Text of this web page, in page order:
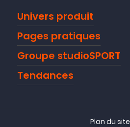
Univers produit
Pages pratiques
Groupe studioSPORT
Tendances
Plan du site